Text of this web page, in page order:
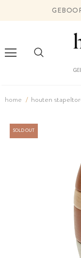
home houten
SOLD OUT